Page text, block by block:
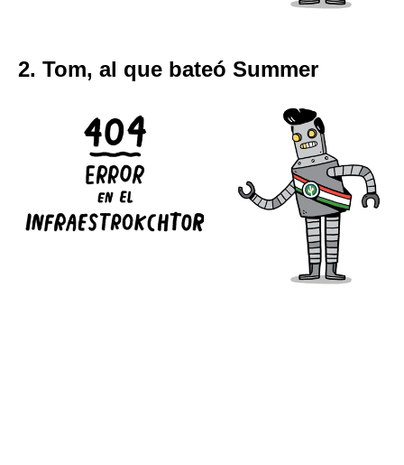
2. Tom, al que bateó Summer